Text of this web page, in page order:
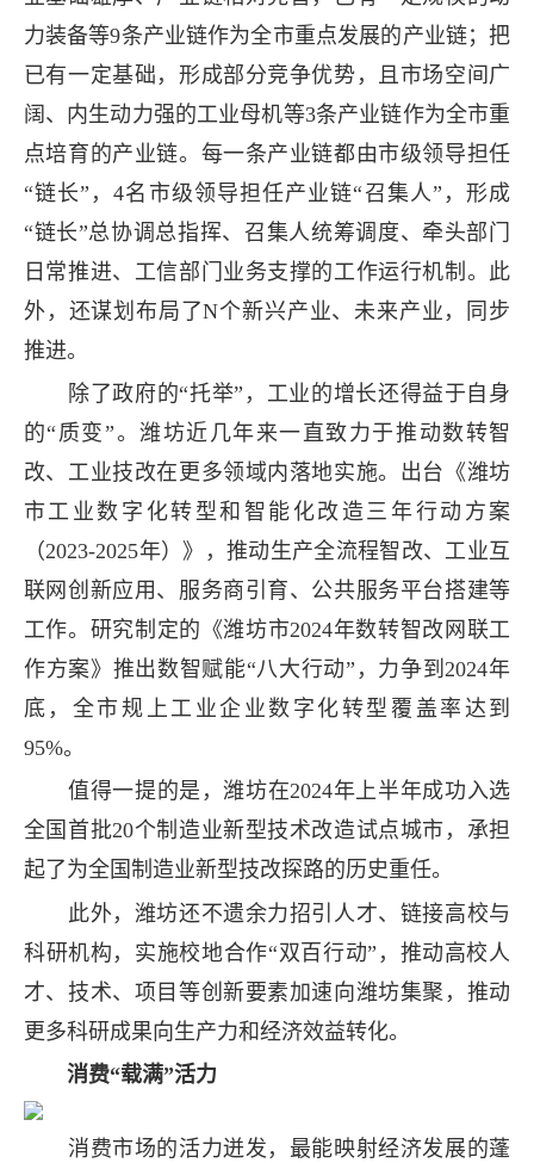
力装备等9条产业链作为全市重点发展的产业链；把
已有一定基础，形成部分竞争优势，且市场空间广
阔、内生动力强的工业母机等3条产业链作为全市重
点培育的产业链。每一条产业链都由市级领导担任
“链长”，4名市级领导担任产业链“召集人”，形成
“链长”总协调总指挥、召集人统筹调度、牵头部门
日常推进、工信部门业务支撑的工作运行机制。此
外，还谋划布局了N个新兴产业、未来产业，同步
推进。
除了政府的“托举”，工业的增长还得益于自身
的“质变”。潍坊近几年来一直致力于推动数转智
改、工业技改在更多领域内落地实施。出台《潍坊
市工业数字化转型和智能化改造三年行动方案
（2023-2025年）》，推动生产全流程智改、工业互
联网创新应用、服务商引育、公共服务平台搭建等
工作。研究制定的《潍坊市2024年数转智改网联工
作方案》推出数智赋能“八大行动”，力争到2024年
底，全市规上工业企业数字化转型覆盖率达到
95%。
值得一提的是，潍坊在2024年上半年成功入选
全国首批20个制造业新型技术改造试点城市，承担
起了为全国制造业新型技改探路的历史重任。
此外，潍坊还不遗余力招引人才、链接高校与
科研机构，实施校地合作“双百行动”，推动高校人
才、技术、项目等创新要素加速向潍坊集聚，推动
更多科研成果向生产力和经济效益转化。
消费“载满”活力
消费市场的活力迸发，最能映射经济发展的蓬